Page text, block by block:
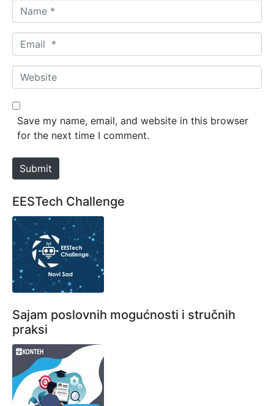
a
m
*
m
a
*
W
e
b
e
Save my name, email, and website in this browser
for the next time I comment.
Submit
EESTech Challenge
Sajam poslovnih mogućnosti i stručnih
praksi